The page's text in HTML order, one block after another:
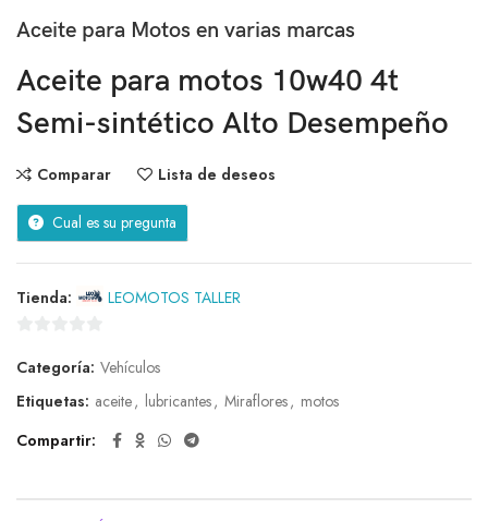
Aceite para Motos en varias marcas
Aceite para motos 10w40 4t
Semi-sintético Alto Desempeño
Comparar Lista de deseos
Cual es su pregunta
Tienda: LEOMOTOS TALLER
de
5
Categoría: Vehículos
Etiquetas: aceite, lubricantes, Miraflores, motos
Compartir